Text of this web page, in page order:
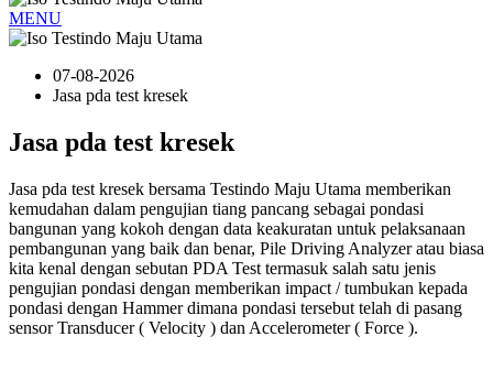
MENU
07-08-2026
Jasa pda test kresek
Jasa pda test kresek
Jasa pda test kresek bersama Testindo Maju Utama memberikan
kemudahan dalam pengujian tiang pancang sebagai pondasi
bangunan yang kokoh dengan data keakuratan untuk pelaksanaan
pembangunan yang baik dan benar, Pile Driving Analyzer atau biasa
kita kenal dengan sebutan PDA Test termasuk salah satu jenis
pengujian pondasi dengan memberikan impact / tumbukan kepada
pondasi dengan Hammer dimana pondasi tersebut telah di pasang
sensor Transducer ( Velocity ) dan Accelerometer ( Force ).